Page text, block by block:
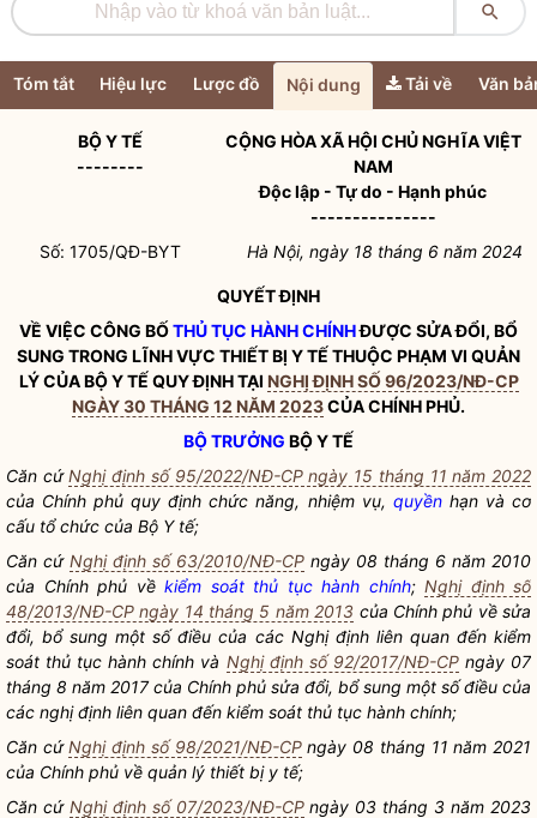

Tóm tắt Hiệu lực Lược đồ Nội dung Tải về Văn
BỘ Y TẾ
--------
CỘNG HÒA XÃ HỘI CHỦ NGHĨA VIỆT
NAM
Độc lập - Tự do - Hạnh phúc
---------------
Số: 1705/QĐ-BYT
Hà Nội, ngày 18 tháng 6 năm 2024
QUYẾT ĐỊNH
VỀ VIỆC CÔNG BỐTHỦ TỤC HÀNH CHÍNHĐƯỢC SỬA ĐỔI, BỔ
SUNG TRONG LĨNH VỰC THIẾT BỊ Y TẾ THUỘC PHẠM VI QUẢN
LÝ CỦA BỘ Y TẾ QUY ĐỊNH TẠI NGHỊ ĐỊNH SỐ 96/2023/NĐ-CP
NGÀY 30 THÁNG 12 NĂM 2023CỦA CHÍNH PHỦ.
BỘ TRƯỞNG BỘ Y TẾ
Căn cứNghị định số 95/2022/NĐ-CP ngày 15 tháng 11 năm 2022
của Chính phủ quy định chức năng, nhiệm vụ, quyềnhạn và cơ
cấu tổ chức của Bộ Y tế;
Căn cứ Nghị định số 63/2010/NĐ-CP ngày 08 tháng 6 năm 2010
của Chính phủ về kiểm soát thủ tục hành chính; Nghị định số
48/2013/NĐ-CP ngày 14 tháng 5 năm 2013 của Chính phủ về sửa
đổi, bổ sung một số điều của các Nghị định liên quan đến kiểm
soát thủ tục hành chính và Nghị định số 92/2017/NĐ-CPngày 07
tháng 8 năm 2017 của Chính phủ sửa đổi, bổ sung một số điều của
các nghị định liên quan đến kiểm soát thủ tục hành chính;
Căn cứNghị định số 98/2021/NĐ-CPngày 08 tháng 11 năm 2021
của Chính phủ về quản lý thiết bị y tế;
Căn cứ Nghị định số 07/2023/NĐ-CPngày 03 tháng 3 năm 2023